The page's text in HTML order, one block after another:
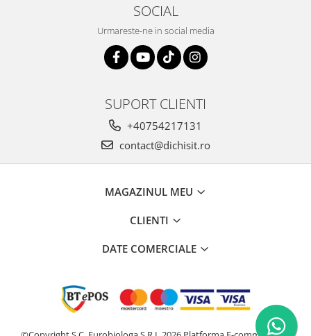
SOCIAL
Urmareste-ne in social media
SUPORT CLIENTI
+40754217131
contact@dichisit.ro
MAGAZINUL MEU
CLIENTI
DATE COMERCIALE